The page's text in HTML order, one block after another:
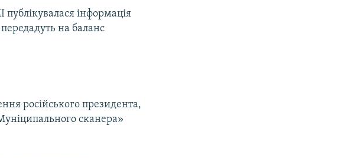
інформація
на баланс
російського президента,
сканера»